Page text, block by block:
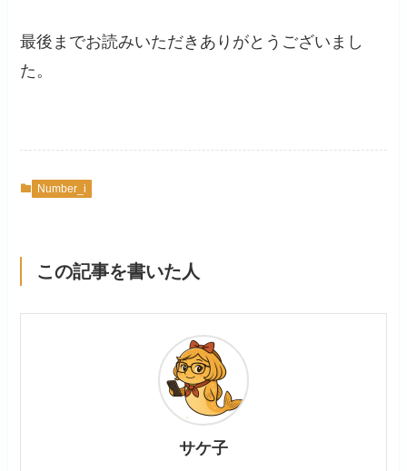
最後までお読みいただきありがとうございまし
た。
Number_i
この記事を書いた人
サケ子